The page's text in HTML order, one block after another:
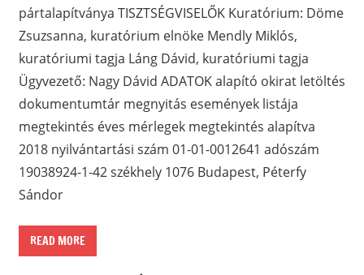
pártalapítványa TISZTSÉGVISELŐK Kuratórium: Döme
Zsuzsanna, kuratórium elnöke Mendly Miklós,
kuratóriumi tagja Láng Dávid, kuratóriumi tagja
Ügyvezető: Nagy Dávid ADATOK alapító okirat letöltés
dokumentumtár megnyitás események listája
megtekintés éves mérlegek megtekintés alapítva
2018 nyilvántartási szám 01-01-0012641 adószám
19038924-1-42 székhely 1076 Budapest, Péterfy
Sándor
READ MORE